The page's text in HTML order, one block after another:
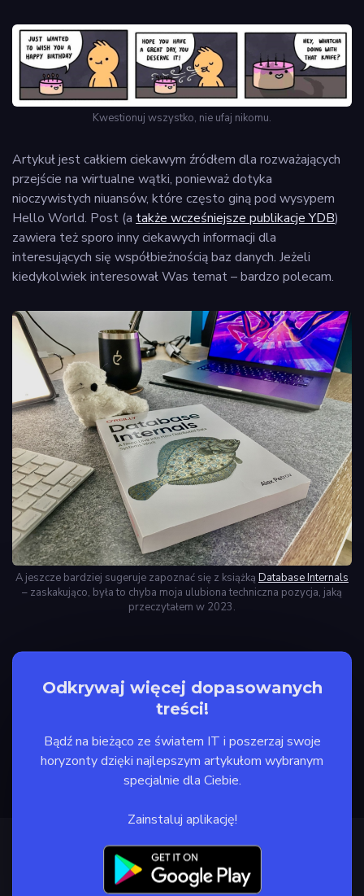
Kwestionuj wszystko, nie ufaj nikomu.
Artykuł jest całkiem ciekawym źródłem dla rozważających
przejście na wirtualne wątki, ponieważ dotyka
nioczywistych niuansów, które często giną pod wysypem
Hello World. Post (a także wcześniejsze publikacje YDB)
zawiera też sporo inny ciekawych informacji dla
interesujących się współbieżnością baz danych. Jeżeli
kiedykolwiek interesował Was temat – bardzo polecam.
A jeszcze bardziej sugeruje zapoznać się z książką Database Internals
– zaskakująco, była to chyba moja ulubiona techniczna pozycja, jaką
przeczytałem w 2023.
Odkrywaj więcej dopasowanych
treści!
Bądź na bieżąco ze światem IT i poszerzaj swoje
horyzonty dzięki najlepszym artykułom wybranym
specjalnie dla Ciebie.
Zainstaluj aplikację!